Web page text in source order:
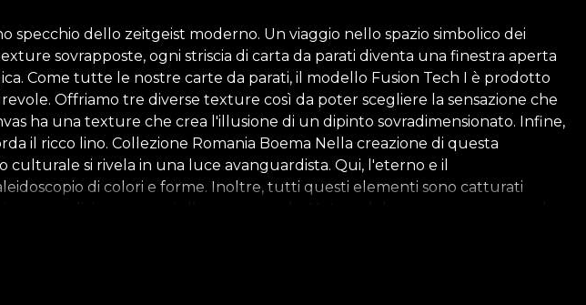
specchio dello zeitgeist moderno. Un viaggio nello spazio simbolico dei
sovrapposte, ogni striscia di carta da parati diventa una finestra aperta
Come tutte le nostre carte da parati, il modello Fusion Tech I è prodotto
Offriamo tre diverse texture così da poter scegliere la sensazione che
ha una texture che crea l'illusione di un dipinto sovradimensionato. Infine,
il ricco lino. Collezione Romania Boema Nella creazione di questa
si rivela in una luce avanguardista. Qui, l'eterno e il
di colori e forme. Inoltre, tutti questi elementi sono catturati
e tradizione portati allo stesso tavolo. Un'eco del passato e uno sguardo
abbracciare le tradizioni. Per torcerle con una nota borghese,
un mix ad-hoc di elementi estetici romeni. *Per amore e rispetto della